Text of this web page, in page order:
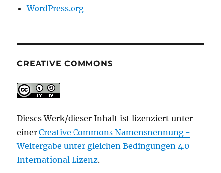
WordPress.org
CREATIVE COMMONS
Dieses Werk/dieser Inhalt ist lizenziert unter
einerCreative Commons Namensnennung -
Weitergabe unter gleichen Bedingungen 4.0
International Lizenz.